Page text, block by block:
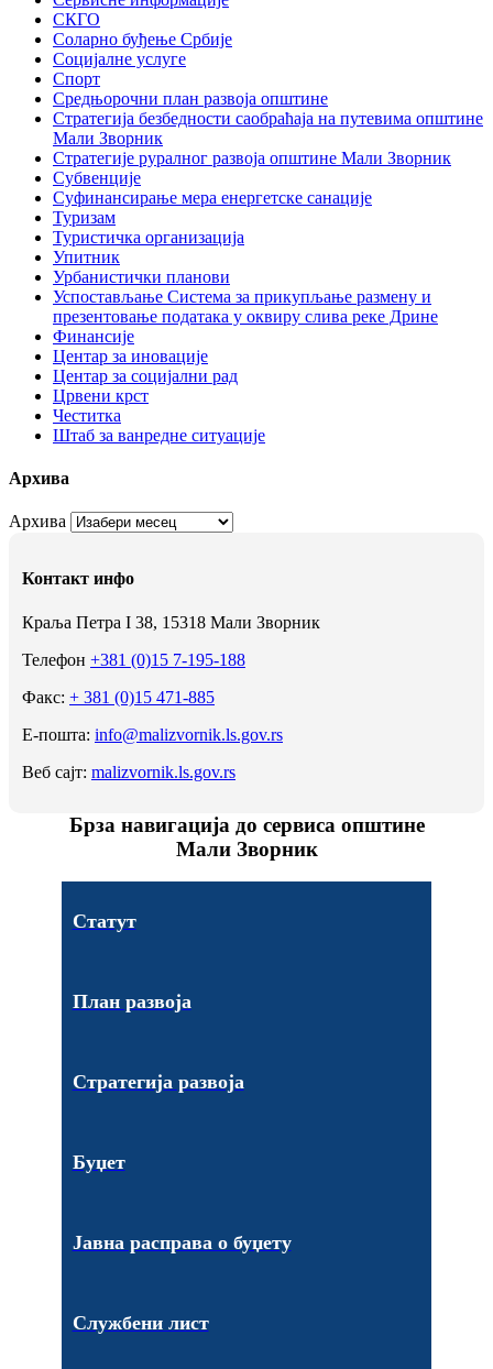
СКГО
Соларно буђење Србије
Социјалне услуге
Спорт
Средњорочни план развоја општине
Стратегија безбедности саобраћаја на путевима општине
Мали Зворник
Стратегије руралног развоја општине Мали Зворник
Субвенције
Суфинансирање мера енергетске санације
Туризам
Туристичка организација
Упитник
Урбанистички планови
Успостављање Система за прикупљање размену и
презентовање података у оквиру слива реке Дрине
Финансије
Центар за иновације
Центар за социјални рад
Црвени крст
Честитка
Штаб за ванредне ситуације
Архива
Архива
Контакт инфо
Краља Петра I 38, 15318 Мали Зворник
Телефон +381 (0)15 7-195-188
Факс: + 381 (0)15 471-885
Е-пошта: info@malizvornik.ls.gov.rs
Веб сајт: malizvornik.ls.gov.rs
Брза навигација до сервиса општине
Мали Зворник
Статут
План развоја
Стратегија развоја
Буџет
Јавна расправа о буџету
Службени лист